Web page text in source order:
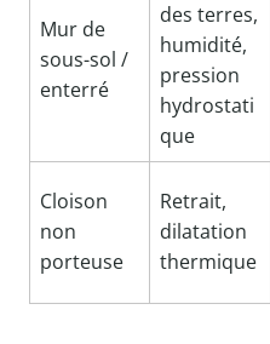
Mur de
sous-sol /
enterré
des terres,
humidité,
pression
hydrostati
que
Cloison
non
porteuse
Retrait,
dilatation
thermique